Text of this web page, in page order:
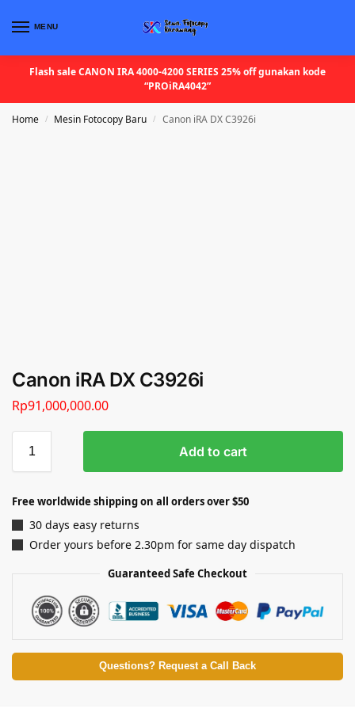
MENU
Flash sale CANON IRA 4000-4200 SERIES 25% off gunakan kode
“PROiRA4042”
Home / Mesin Fotocopy Baru / Canon iRA DX C3926i
Canon iRA DX C3926i
Rp91,000,000.00
Add to cart
Free worldwide shipping on all orders over $50
30 days easy returns
Order yours before 2.30pm for same day dispatch
Guaranteed Safe Checkout
Questions? Request a Call Back